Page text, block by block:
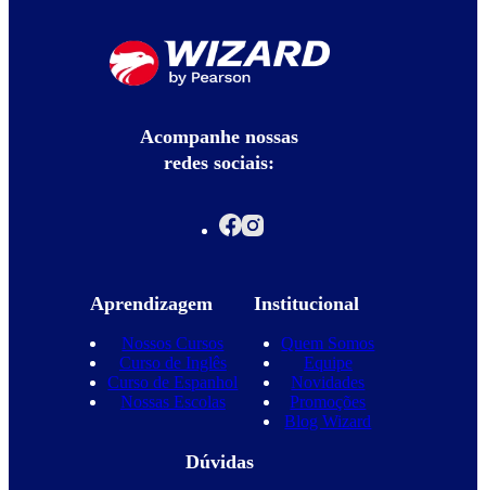
Acompanhe nossas
redes sociais:
Aprendizagem
Nossos Cursos
Curso de Inglês
Curso de Espanhol
Nossas Escolas
Institucional
Quem Somos
Equipe
Novidades
Promoções
Blog Wizard
Dúvidas